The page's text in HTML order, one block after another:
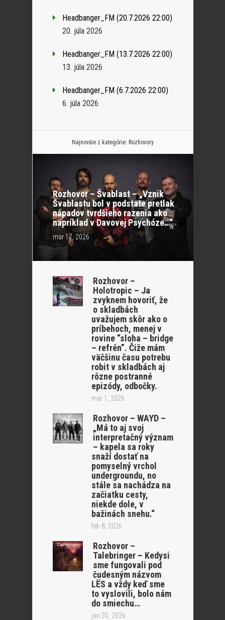
Headbanger_FM (20.7.2026 22:00)
20. júla 2026
Headbanger_FM (13.7.2026 22:00)
13. júla 2026
Headbanger_FM (6.7.2026 22:00)
6. júla 2026
Najnovšie z kategórie: Rozhovory
Rozhovor – Švablast – „Vznik
Švablastu bol v podstate pretlak
nápadov tvrdšieho razenia ako
napríklad v Davovej Psychóze…“
mar 17, 2026
Rozhovor –
Holotropic – Ja
zvyknem hovoriť, že
o skladbách
uvažujem skôr ako o
príbehoch, menej v
rovine “sloha – bridge
– refrén”. Čiže mám
väčšinu času potrebu
robit v skladbách aj
rôzne postranné
epizódy, odbočky.
mar 1, 2026
Rozhovor – WAYD –
„Má to aj svoj
interpretačný význam
– kapela sa roky
snaží dostať na
pomyselný vrchol
undergroundu, no
stále sa nachádza na
začiatku cesty,
niekde dole, v
bažinách snehu.“
feb 8, 2026
Rozhovor –
Talebringer – Kedysi
sme fungovali pod
čudesným názvom
LËS a vždy keď sme
to vyslovili, bolo nám
do smiechu…
jan 30, 2026